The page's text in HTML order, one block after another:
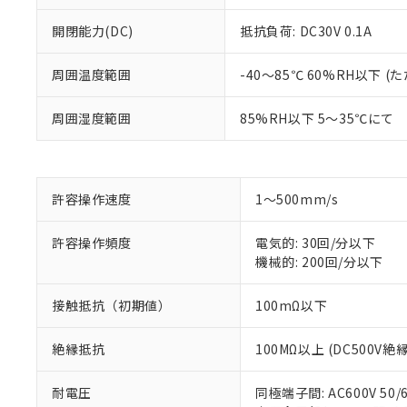
開閉能力(DC) 抵抗負荷: DC30V 0.1A
周囲温度範囲 -40～85℃ 60%RH以下 (た
周囲湿度範囲 85%RH以下 5～35℃にて
許容操作速度 1～500mm/s
許容操作頻度
電気的: 30回/分以下
機械的: 200回/分以下
接触抵抗（初期値） 100mΩ以下
絶縁抵抗 100MΩ以上 (DC500V絶
耐電圧
同極端子間: AC600V
ご利用条件
以下の条件をお読
当社制御機
在庫状況お
のであり、
※1 対応状況
対応予定：EU
対応予定なし：
調査・確認中：
非該当品：ライセ
仕入先様の事情に
*EU RoHS指令（10物質
鉛(Pb) 1000ppm以下、
六価クロム(Cr(Ⅵ))
フタル酸ビス(2-エチル
ル（DBP） 1000ppm
但し、RoHS指令で産業
フタル酸エステル類の
※1 中国
「×」：最大均質
「－」：未確認で
Cr(Ⅵ)(六価クロム) :
などの必要
当社は規制
ます。
記
説明